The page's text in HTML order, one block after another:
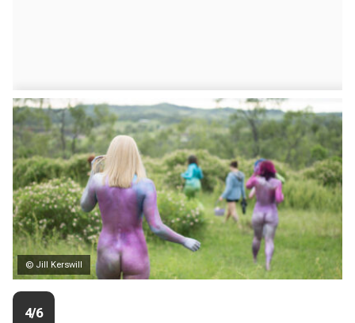
© Jill Kerswill
4/6